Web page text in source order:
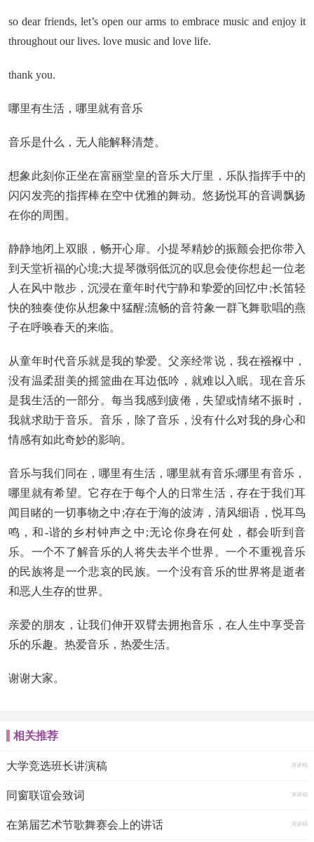
so dear friends, let’s open our arms to embrace music and enjoy it
throughout our lives. love music and love life.
thank you.
哪里有生活，哪里就有音乐
音乐是什么，无人能解释清楚。
想象此刻你正坐在富丽堂皇的音乐大厅里，乐队指挥手中的
闪闪发亮的指挥棒在空中优雅的舞动。悠扬悦耳的音调飘扬
在你的周围。
静静地闭上双眼，畅开心扉。小提琴精妙的振颤会把你带入
到天堂祈福的心境;大提琴微弱低沉的叹息会使你想起一位老
人在风中散步，沉浸在童年时代宁静和挚爱的回忆中;长笛轻
快的独奏使你从想象中猛醒;流畅的音符象一群飞舞歌唱的燕
子在呼唤春天的来临。
从童年时代音乐就是我的挚爱。父亲经常说，我在襁褓中，
没有温柔甜美的摇篮曲在耳边低吟，就难以入眠。现在音乐
是我生活的一部分。每当我感到疲倦，失望或情绪不振时，
我就求助于音乐。音乐，除了音乐，没有什么对我的身心和
情感有如此奇妙的影响。
音乐与我们同在，哪里有生活，哪里就有音乐;哪里有音乐，
哪里就有希望。它存在于每个人的日常生活，存在于我们耳
闻目睹的一切事物之中;存在于海的波涛，清风细语，悦耳鸟
鸣，和-谐的乡村钟声之中;无论你身在何处，都会听到音
乐。一个不了解音乐的人将失去半个世界。一个不重视音乐
的民族将是一个悲哀的民族。一个没有音乐的世界将是逝者
和恶人生存的世界。
亲爱的朋友，让我们伸开双臂去拥抱音乐，在人生中享受音
乐的乐趣。热爱音乐，热爱生活。
谢谢大家。
相关推荐
大学竞选班长讲演稿 演讲稿
同窗联谊会致词 演讲稿
在第届艺术节歌舞赛会上的讲话 演讲稿